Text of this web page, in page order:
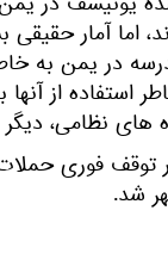
اما آمار حقيقى
نزديك ٢٠٠٠ مدرسه در
استفاده از آنها
هاى نظامى،
توقف فورى
شد.